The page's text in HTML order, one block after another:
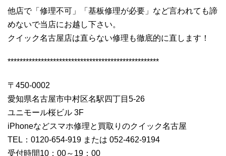
他店で「修理不可」「基板修理が必要」など言われても諦
めないで当店にお越し下さい。
クイック名古屋店は直らない修理も徹底的に直します！
**************************************************
〒450-0002
愛知県名古屋市中村区名駅四丁目5-26
ユニモール桜ビル 3F
iPhoneなどスマホ修理と買取りのクイック名古屋
TEL：0120-654-919 または 052-462-9194
受付時間10：00～19：00